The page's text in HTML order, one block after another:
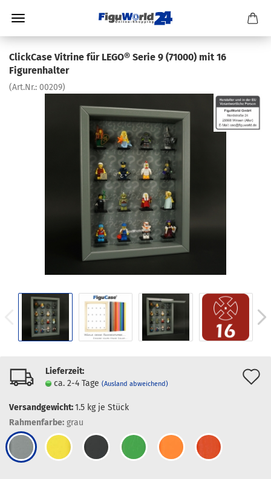
ClickCase Vitrine für LEGO® Serie 9 (71000) mit 16
Figurenhalter
(Art.Nr.: 00209)
Lieferzeit:
ca. 2-4 Tage (Ausland abweichend)
Versandgewicht:1.5 kg je Stück
Rahmenfarbe: grau